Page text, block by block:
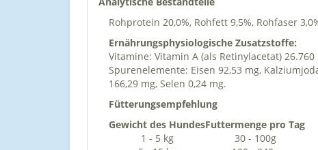
Rohprotein 20,0%, Rohfett 9,5%, Rohfaser
Ernährungsphysiologische Zusatzstoffe:
Vitamine: Vitamin A (als Retinylacetat)
Spurenelemente: Eisen 92,53 mg,
166,29 mg, Selen 0,24 mg.
Fütterungsempfehlung
Gewicht des HundesFuttermenge pro Tag
1 - 5 kg
30 - 100g